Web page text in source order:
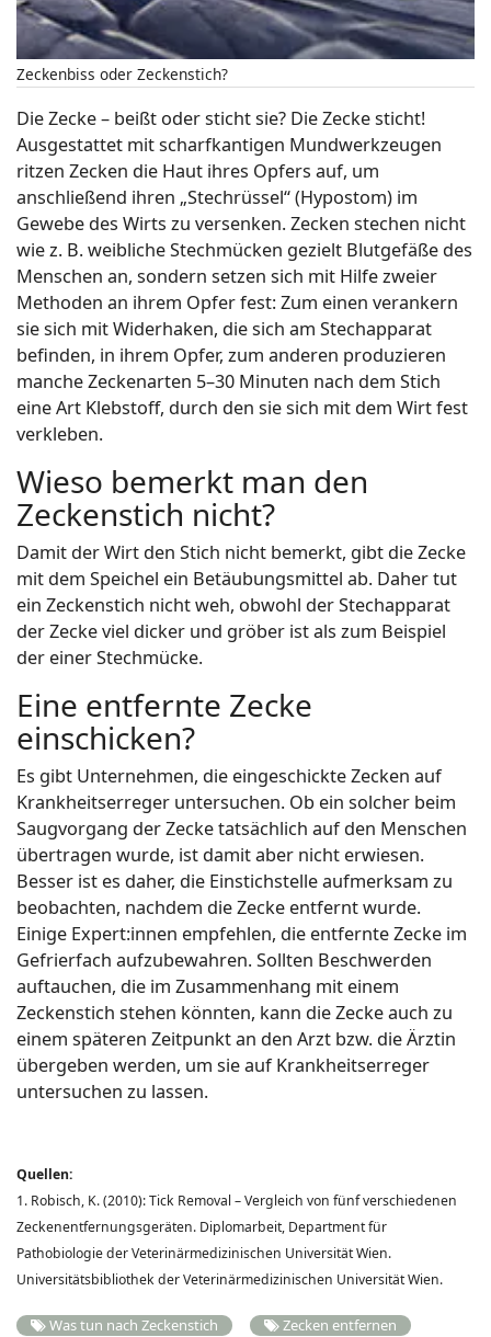
Zeckenbiss oder Zeckenstich?
Die Zecke – beißt oder sticht sie? Die Zecke sticht!
Ausgestattet mit scharfkantigen Mundwerkzeugen
ritzen Zecken die Haut ihres Opfers auf, um
anschließend ihren „Stechrüssel“ (Hypostom) im
Gewebe des Wirts zu versenken. Zecken stechen nicht
wie z. B. weibliche Stechmücken gezielt Blutgefäße des
Menschen an, sondern setzen sich mit Hilfe zweier
Methoden an ihrem Opfer fest: Zum einen verankern
sie sich mit Widerhaken, die sich am Stechapparat
befinden, in ihrem Opfer, zum anderen produzieren
manche Zeckenarten 5–30 Minuten nach dem Stich
eine Art Klebstoff, durch den sie sich mit dem Wirt fest
verkleben.
Wieso bemerkt man den
Zeckenstich nicht?
Damit der Wirt den Stich nicht bemerkt, gibt die Zecke
mit dem Speichel ein Betäubungsmittel ab. Daher tut
ein Zeckenstich nicht weh, obwohl der Stechapparat
der Zecke viel dicker und gröber ist als zum Beispiel
der einer Stechmücke.
Eine entfernte Zecke
einschicken?
Es gibt Unternehmen, die eingeschickte Zecken auf
Krankheitserreger untersuchen. Ob ein solcher beim
Saugvorgang der Zecke tatsächlich auf den Menschen
übertragen wurde, ist damit aber nicht erwiesen.
Besser ist es daher, die Einstichstelle aufmerksam zu
beobachten, nachdem die Zecke entfernt wurde.
Einige Expert:innen empfehlen, die entfernte Zecke im
Gefrierfach aufzubewahren. Sollten Beschwerden
auftauchen, die im Zusammenhang mit einem
Zeckenstich stehen könnten, kann die Zecke auch zu
einem späteren Zeitpunkt an den Arzt bzw. die Ärztin
übergeben werden, um sie auf Krankheitserreger
untersuchen zu lassen.
Quellen:
1. Robisch, K. (2010): Tick Removal – Vergleich von fünf verschiedenen
Zeckenentfernungsgeräten. Diplomarbeit, Department für
Pathobiologie der Veterinärmedizinischen Universität Wien.
Universitätsbibliothek der Veterinärmedizinischen Universität Wien.
Was tun nach Zeckenstich
Zecken entfernen